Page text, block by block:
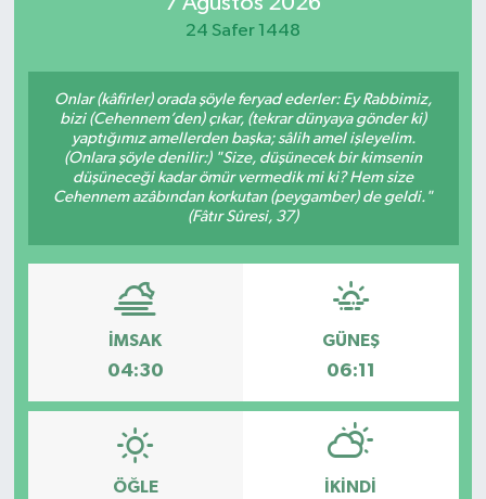
24 Safer 1448
Onlar (kâfirler) orada şöyle feryad ederler: Ey Rabbimiz,
bizi (Cehennem’den) çıkar, (tekrar dünyaya gönder ki)
yaptığımız amellerden başka; sâlih amel işleyelim.
(Onlara şöyle denilir:) "Size, düşünecek bir kimsenin
düşüneceği kadar ömür vermedik mi ki? Hem size
Cehennem azâbından korkutan (peygamber) de geldi."
(Fâtır Sûresi, 37)
İMSAK
04:30
GÜNEŞ
06:11
ÖĞLE İKINDI
Gündem
Güvenlik
Magazin
Resmi İlan
Siyaset
Haber Arşivi